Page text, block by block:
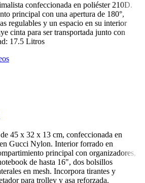
confeccionada en poliéster 210D.
principal con una apertura de 180°,
regulables y un espacio en su interior
cinta para ser transportada junto con
17.5 Litros
45 x 32 x 13 cm, confeccionada en
Gucci Nylon. Interior forrado en
principal con organizadores,
de hasta 16", dos bolsillos
en mesh. Incorpora tirantes y
para trolley y asa reforzada.